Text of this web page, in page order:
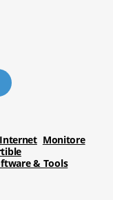
Internet Monitore
& Tools